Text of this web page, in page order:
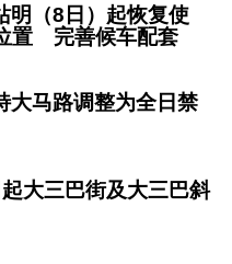
明（8日）起恢复使
置 完善候车配套
马路调整为全日禁
大三巴街及大三巴斜